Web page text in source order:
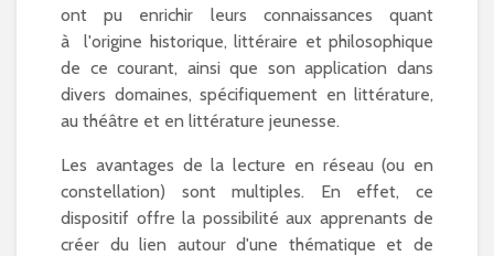
ont pu enrichir leurs connaissances quant
à l'origine historique, littéraire et philosophique
de ce courant, ainsi que son application dans
divers domaines, spécifiquement en littérature,
au théâtre et en littérature jeunesse.
Les avantages de la lecture en réseau (ou en
constellation) sont multiples. En effet, ce
dispositif offre la possibilité aux apprenants de
créer du lien autour d'une thématique et de